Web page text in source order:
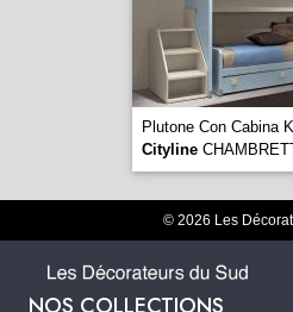
Plutone Con Cabina
Cityline
© 2026 Les
NOS COLLECTIONS